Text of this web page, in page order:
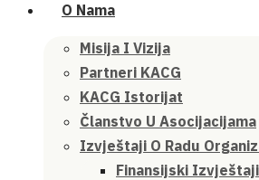
O Nama
Misija I Vizija
Partneri KACG
KACG Istorijat
Članstvo U Asocijacijama
Izvještaji O Radu
Finansijski Izvještaji